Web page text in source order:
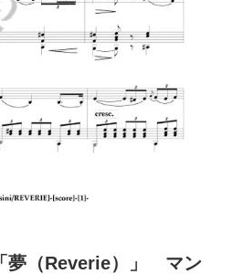
夢（Reverie）」 マン